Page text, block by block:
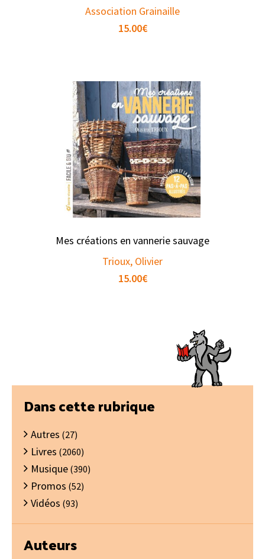
Association Grainaille
15.00€
Mes créations en vannerie sauvage
Trioux, Olivier
15.00€
Barre
latérale
principale
Dans cette rubrique
Autres (27)
Livres (2060)
Musique (390)
Promos (52)
Vidéos (93)
Auteurs